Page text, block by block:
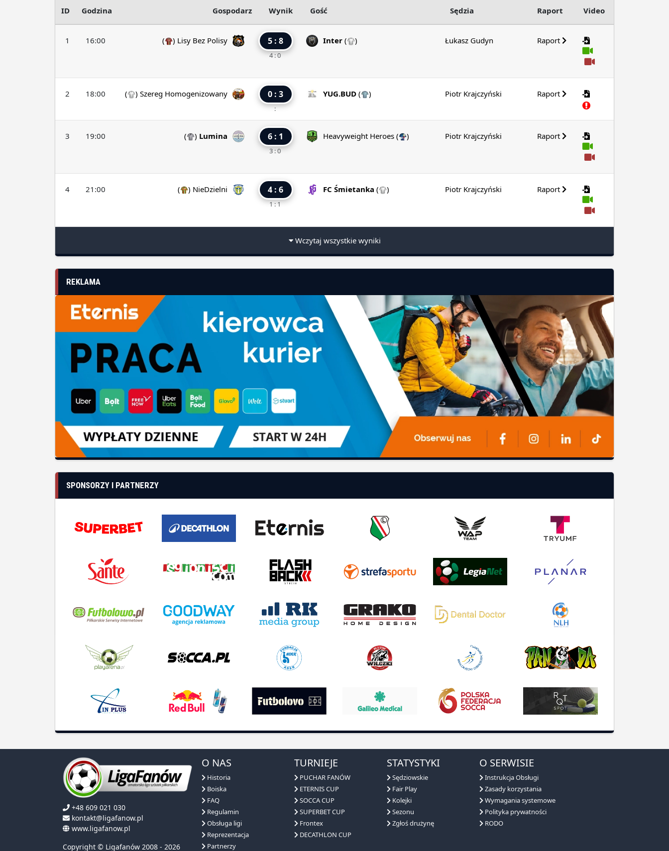
ID Godzina Gospodarz Wynik Gość Sędzia Raport Video
1 16:00 ( ) Lisy Bez Polisy 5 : 8
4 : 0
Inter ( ) Łukasz Gudyn Raport
2 18:00 ( ) Szereg Homogenizowany 0 : 3
:
YUG.BUD ( ) Piotr Krajczyński Raport
3 19:00 ( ) Lumina 6 : 1
3 : 0
Heavyweight Heroes( ) Piotr Krajczyński Raport
4 21:00 ( ) NieDzielni 4 : 6
1 : 1
FC Śmietanka ( ) Piotr Krajczyński Raport
Wczytaj wszystkie wyniki
REKLAMA
+48 609 021 030
kontakt@ligafanow.pl
www.ligafanow.pl
Copyright © Ligafanów 2008 - 2026
Historia
FAQ
Regulamin
Obsługa ligi
Reprezentacja
Partnerzy
PUCHAR FANÓW
ETERNIS CUP
SOCCA CUP
SUPERBET CUP
Frontex
DECATHLON CUP
Sędziowskie
Kolejki
Sezonu
Zgłoś drużynę
Instrukcja Obsługi
Wymagania systemowe
Polityka prywatności
RODO